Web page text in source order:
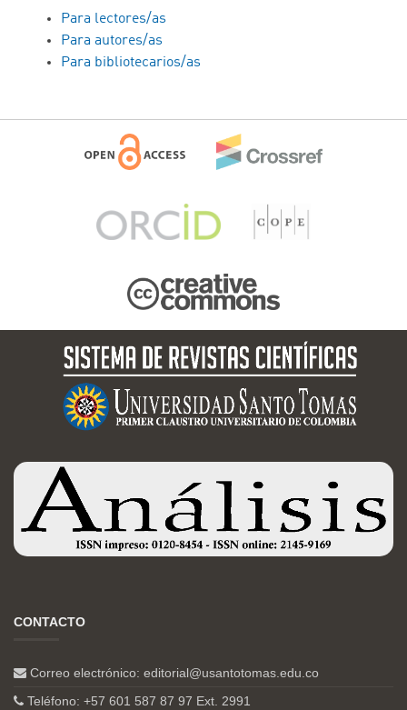
Para lectores/as
Para autores/as
Para bibliotecarios/as
CONTACTO
Correo electrónico: editorial@usantotomas.edu.co
Teléfono: +57 601 587 87 97 Ext. 2991